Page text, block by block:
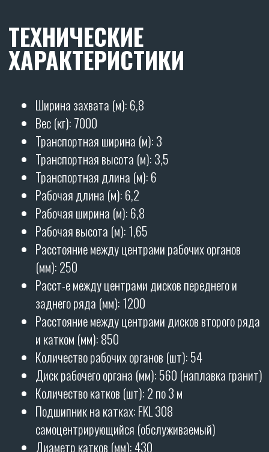
Рабочая скорость (км/ч): от 12
Производительность (га/ч): от 7,2
Глубина обработки (мм): от 30 до 150
Необходимая мощность трактора (л.с.): от 300
ОТЗЫВЫ
БОРОНЫ ПРОИЗВОДЯТСЯ
НА 90%ИЗ СОБСТВЕННЫХ
КОМПЛЕКТУЮЩИХ